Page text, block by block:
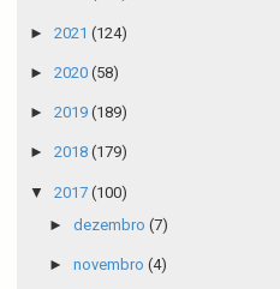
► 2021 (124)
► 2020 (58)
► 2019 (189)
► 2018 (179)
▼ 2017 (100)
► dezembro (7)
► novembro (4)